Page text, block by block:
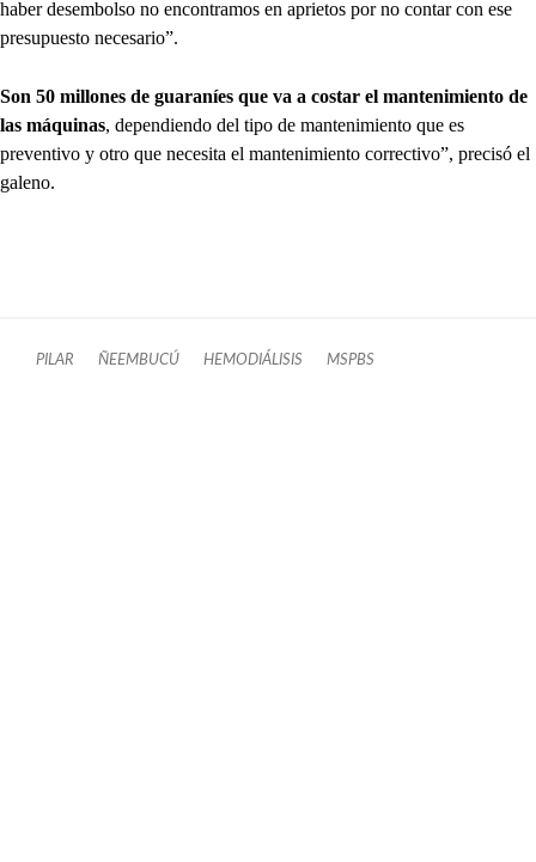
haber desembolso no encontramos en aprietos por no contar con ese
presupuesto necesario”.
Son 50 millones de guaraníes que va a costar el mantenimiento de
las máquinas, dependiendo del tipo de mantenimiento que es
preventivo y otro que necesita el mantenimiento correctivo”, precisó el
galeno.
PILAR ÑEEMBUCÚ HEMODIÁLISIS MSPBS